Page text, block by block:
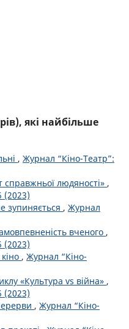
які найбільше
, Журнал “Кіно-Театр”:
людяності» ,
(2023)
зупиняється , Журнал
вченого ,
(2023)
, Журнал “Кіно-
«Культура vs війна» ,
(2023)
, Журнал “Кіно-